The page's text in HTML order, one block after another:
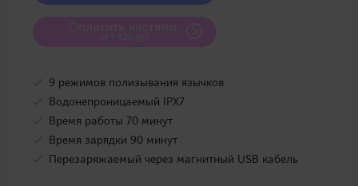
9 режимов полизывания язычков
Водонепроницаемый IPX7
Время работы 70 минут
Время зарядки 90 минут
Перезаряжаемый через магнитный USB кабель